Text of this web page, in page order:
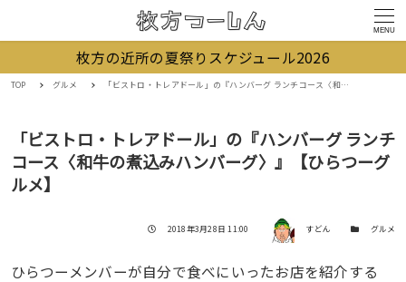
MENU
枚方の近所の夏祭りスケジュール2026
TOP グルメ 「ビストロ・トレアドール」の『ハンバーグ ランチコース〈和牛の煮込みハンバーグ〉』【ひらつーグルメ】
「ビストロ・トレアドール」の『ハンバーグ ランチ
コース〈和牛の煮込みハンバーグ〉』【ひらつーグ
ルメ】
投稿日
2018年3月28日 11:00 著者 すどん カテゴリー
グルメ
ひらつーメンバーが自分で食べにいったお店を紹介する